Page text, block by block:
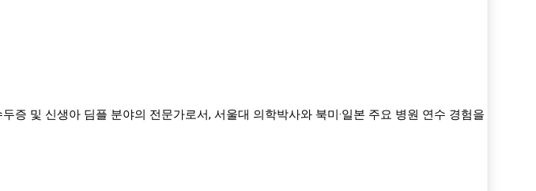
및 신생아 딤플 분야의 전문가로서, 서울대 의학박사와 북미·일본 주요 병원 연수 경험을